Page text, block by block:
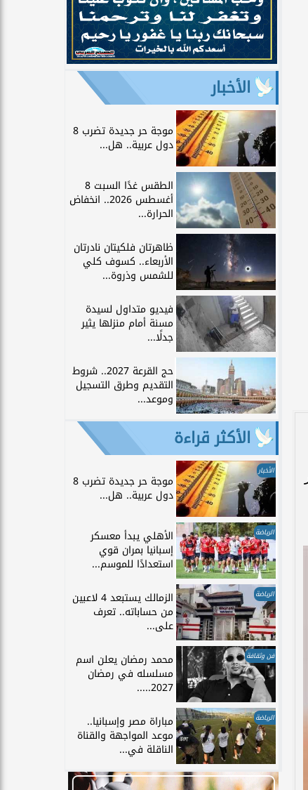
الأخبار
موجة حر جديدة تضرب 8
دول عربية.. هل...
الطقس غدًا السبت 8
أغسطس 2026.. انخفاض
الحرارة...
ظاهرتان فلكيتان نادرتان
الأربعاء.. كسوف كلي
للشمس وذروة...
فيديو متداول لسيدة
مسنة أمام منزلها يثير
جدلًا...
حج القرعة 2027.. شروط
التقديم وطرق التسجيل
وموعد...
الأكثر قراءة
الأخبار
موجة حر جديدة تضرب 8
دول عربية.. هل...
الرياضة الأهلي يبدأ معسكر
إسبانيا بمران قوي
استعدادًا للموسم...
الرياضة الزمالك يستبعد 4 لاعبين
من حساباته.. تعرف
على...
فن وثقافة محمد رمضان يعلن اسم
مسلسله في رمضان
2027.....
الرياضة مباراة مصر وإسبانيا..
موعد المواجهة والقناة
الناقلة في...